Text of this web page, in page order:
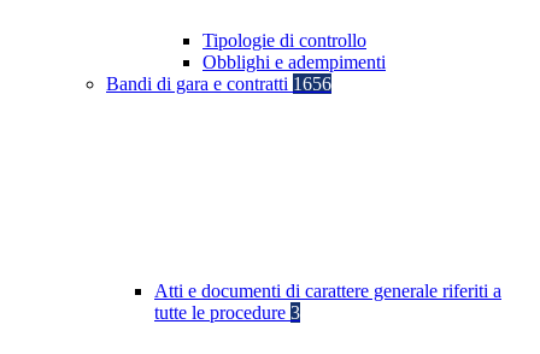
Tipologie di controllo
Obblighi e adempimenti
Bandi di gara e contratti 1656
Atti e documenti di carattere generale riferiti a
tutte le procedure 3